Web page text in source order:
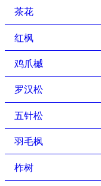
茶花
红枫
鸡爪槭
罗汉松
五针松
羽毛枫
柞树